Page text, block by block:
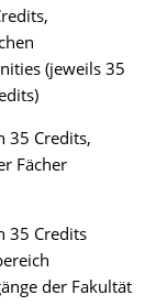
(jeweils 35
35 Credits,
Fächer
35 Credits
der Fakultät